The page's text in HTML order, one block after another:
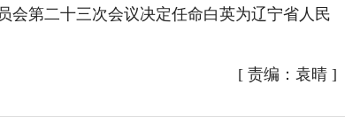
第二十三次会议决定任命白英为辽宁省人民
[ 责编：袁晴 ]